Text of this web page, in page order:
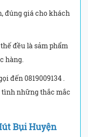
đúng giá cho khách
đều là sảm phẩm
hàng.
đến 0819009134 .
những thắc mắc
Bụi Huyện